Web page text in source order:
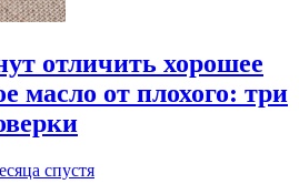
отличить хорошее
масло от плохого: три
спустя